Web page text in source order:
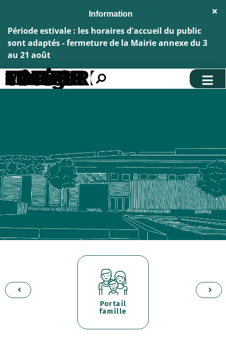
Aller à la recherche
Période estivale : les horaires d'accueil du public
sont adaptés - fermeture de la Mairie annexe du 3
au 21 août
EDWIGE COIFFURE 14 - Mme Edwige LACOUR
le
Portail
famille